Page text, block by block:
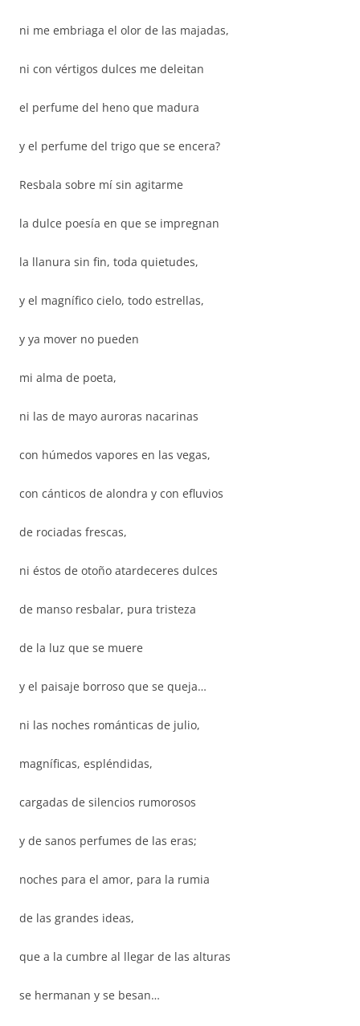
ni me embriaga el olor de las majadas,
ni con vértigos dulces me deleitan
el perfume del heno que madura
y el perfume del trigo que se encera?
Resbala sobre mí sin agitarme
la dulce poesía en que se impregnan
la llanura sin fin, toda quietudes,
y el magnífico cielo, todo estrellas,
y ya mover no pueden
mi alma de poeta,
ni las de mayo auroras nacarinas
con húmedos vapores en las vegas,
con cánticos de alondra y con efluvios
de rociadas frescas,
ni éstos de otoño atardeceres dulces
de manso resbalar, pura tristeza
de la luz que se muere
y el paisaje borroso que se queja…
ni las noches románticas de julio,
magníficas, espléndidas,
cargadas de silencios rumorosos
y de sanos perfumes de las eras;
noches para el amor, para la rumia
de las grandes ideas,
que a la cumbre al llegar de las alturas
se hermanan y se besan…